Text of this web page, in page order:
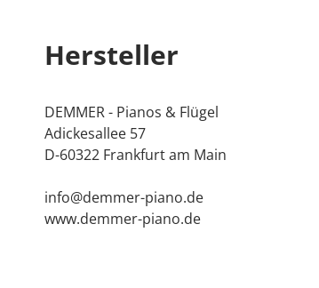
Alternativ können Sie Ihre Stimmung
Steuertipp:Klavierstimmungen sind
auch für Privatpersonen von der
Wir garantieren Ihnen die Ausstellung
Anwendungsschreiben des
erhältlich.
Hersteller
DEMMER - Pianos & Flügel
Adickesallee 57
D-60322 Frankfurt am Main
info@demmer-piano.de
www.demmer-piano.de